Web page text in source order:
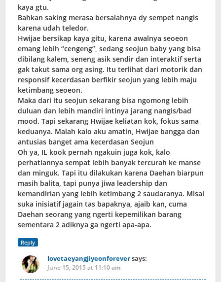
kaya gtu.
Bahkan saking merasa bersalahnya dy sempet nangis
karena udah teledor.
Hwijae bersikap kaya gitu, karena awalnya seoeon
emang lebih “cengeng”, sedang seojun baby yang bisa
dibilang kalem, seneng asik sendir dan interaktif serta
gak takut sama org asing. Itu terlihat dari motorik dan
responsif kecerdasan berfikir seojun yang lebih maju
ketimbang seoeon.
Maka dari itu seojun sekarang bisa ngomong lebih
duluan dan lebih mandiri intinya jarang nangis/bad
mood. Tapi sekarang Hwijae keliatan kok, fokus sama
keduanya. Malah kalo aku amatin, Hwijae bangga dan
antusias banget ama kecerdasan Seojun
Oh ya, IL kook pernah ngakuin juga kok, kalo
perhatiannya sempat lebih banyak tercurah ke manse
dan minguk. Tapi itu dilakukan karena Daehan biarpun
masih balita, tapi punya jiwa leadership dan
kemandirian yang lebih ketimbang 2 saudaranya. Misal
suka inisiatif jagain tas bapaknya, ajaib kan, cuma
Daehan seorang yang ngerti kepemilikan barang
sementara 2 adiknya ga ngerti apa-apa.
Reply
lovetaeyangjiyeonforeversays:
June 15, 2015 at 11:10 am